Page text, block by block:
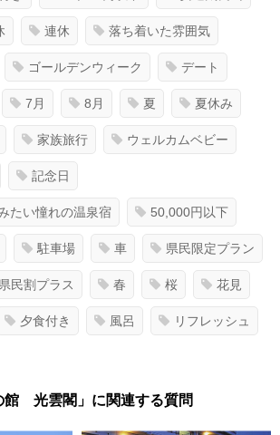
連休 落ち着いた雰囲気
ゴールデンウィーク デート
7月 8月 夏 夏休み
家族旅行 ウェルカムベビー
記念日
たい憧れの温泉宿 50,000円以下
駐車場 車 県民限定プラン
県民割プラス 春 桜 花見
夕食付き 風呂 リフレッシュ
館 光雲閣」に関連する質問